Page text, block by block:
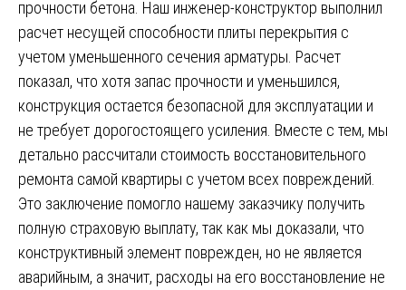
прочности бетона. Наш инженер-конструктор выполнил
расчет несущей способности плиты перекрытия с
учетом уменьшенного сечения арматуры. Расчет
показал, что хотя запас прочности и уменьшился,
конструкция остается безопасной для эксплуатации и
не требует дорогостоящего усиления. Вместе с тем, мы
детально рассчитали стоимость восстановительного
ремонта самой квартиры с учетом всех повреждений.
Это заключение помогло нашему заказчику получить
полную страховую выплату, так как мы доказали, что
конструктивный элемент поврежден, но не является
аварийным, а значит, расходы на его восстановление не